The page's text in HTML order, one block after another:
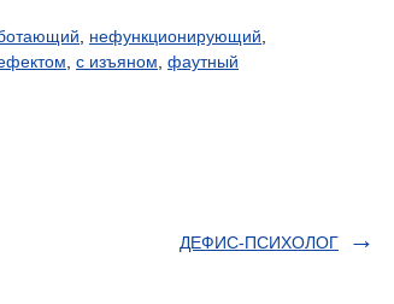
нефункционирующий
с изъяном фаутный
ДЕФИС-ПСИХОЛОГ